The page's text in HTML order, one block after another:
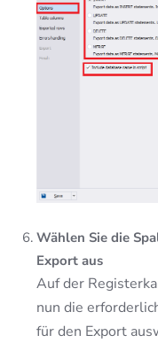
Wählen Sie die
Export aus
Auf der
nun die
für den Export